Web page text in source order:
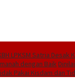
LPKSM Satria
dengan Baik
Pakai Kisdam dan